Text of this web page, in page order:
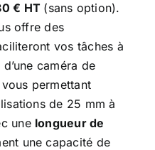
€ HT (sans option).
offre des
vos tâches à
caméra de
permettant
de 25 mm à
une longueur de
une capacité de